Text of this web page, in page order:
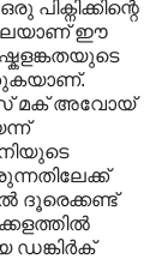
പിക്നിക്കിന്റെ
ഈ
മക് അവോയ്
ദൂരെക്കണ്ട്
ഡങ്കിർക്